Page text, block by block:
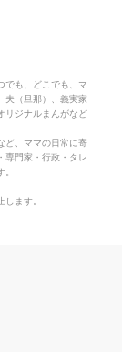
でも、どこでも、マ
夫（旦那）、義実家
リジナルまんがなど
ど、ママの日常に寄
専門家・行政・タレ
ます。